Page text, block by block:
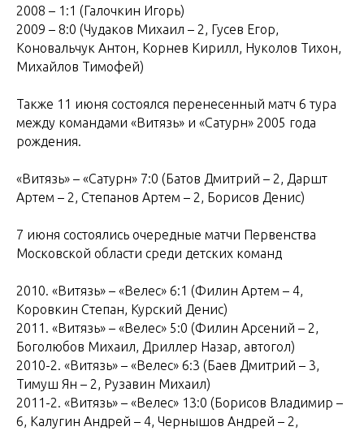
2008 – 1:1 (Галочкин Игорь)
2009 – 8:0 (Чудаков Михаил – 2, Гусев Егор,
Коновальчук Антон, Корнев Кирилл, Нуколов Тихон,
Михайлов Тимофей)
Также 11 июня состоялся перенесенный матч 6 тура
между командами «Витязь» и «Сатурн» 2005 года
рождения.
«Витязь» – «Сатурн» 7:0 (Батов Дмитрий – 2, Даршт
Артем – 2, Степанов Артем – 2, Борисов Денис)
7 июня состоялись очередные матчи Первенства
Московской области среди детских команд
2010. «Витязь» – «Велес» 6:1 (Филин Артем – 4,
Коровкин Степан, Курский Денис)
2011. «Витязь» – «Велес» 5:0 (Филин Арсений – 2,
Боголюбов Михаил, Дриллер Назар, автогол)
2010-2. «Витязь» – «Велес» 6:3 (Баев Дмитрий – 3,
Тимуш Ян – 2, Рузавин Михаил)
2011-2. «Витязь» – «Велес» 13:0 (Борисов Владимир –
6, Калугин Андрей – 4, Чернышов Андрей – 2,